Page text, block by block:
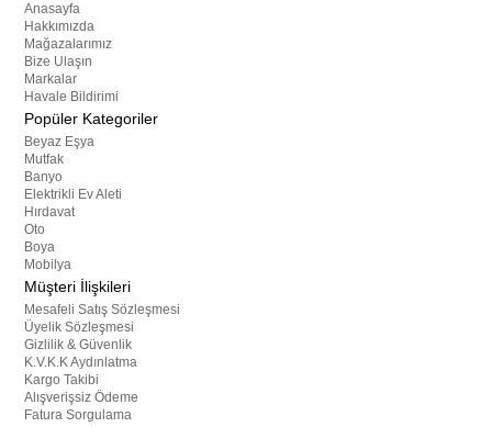
Anasayfa
Hakkımızda
Mağazalarımız
Bize Ulaşın
Markalar
Havale Bildirimi
Popüler Kategoriler
Beyaz Eşya
Mutfak
Banyo
Elektrikli Ev Aleti
Hırdavat
Oto
Boya
Mobilya
Müşteri İlişkileri
Mesafeli Satış Sözleşmesi
Üyelik Sözleşmesi
Gizlilik & Güvenlik
K.V.K.K Aydınlatma
Kargo Takibi
Alışverişsiz Ödeme
Fatura Sorgulama